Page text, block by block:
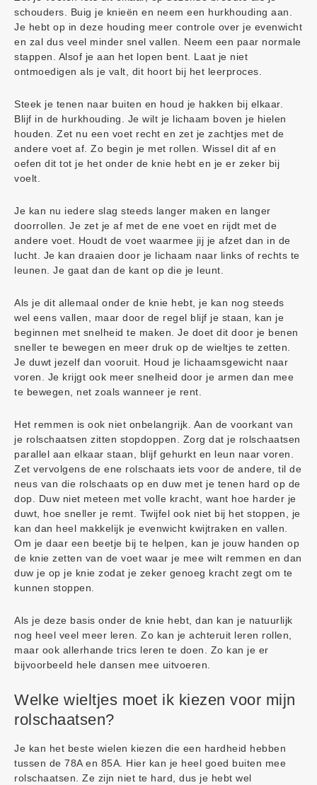
schouders. Buig je knieën en neem een hurkhouding aan.
Je hebt op in deze houding meer controle over je evenwicht
en zal dus veel minder snel vallen. Neem een paar normale
stappen. Alsof je aan het lopen bent. Laat je niet
ontmoedigen als je valt, dit hoort bij het leerproces.
Steek je tenen naar buiten en houd je hakken bij elkaar.
Blijf in de hurkhouding. Je wilt je lichaam boven je hielen
houden. Zet nu een voet recht en zet je zachtjes met de
andere voet af. Zo begin je met rollen. Wissel dit af en
oefen dit tot je het onder de knie hebt en je er zeker bij
voelt.
Je kan nu iedere slag steeds langer maken en langer
doorrollen. Je zet je af met de ene voet en rijdt met de
andere voet. Houdt de voet waarmee jij je afzet dan in de
lucht. Je kan draaien door je lichaam naar links of rechts te
leunen. Je gaat dan de kant op die je leunt.
Als je dit allemaal onder de knie hebt, je kan nog steeds
wel eens vallen, maar door de regel blijf je staan, kan je
beginnen met snelheid te maken. Je doet dit door je benen
sneller te bewegen en meer druk op de wieltjes te zetten.
Je duwt jezelf dan vooruit. Houd je lichaamsgewicht naar
voren. Je krijgt ook meer snelheid door je armen dan mee
te bewegen, net zoals wanneer je rent.
Het remmen is ook niet onbelangrijk. Aan de voorkant van
je rolschaatsen zitten stopdoppen. Zorg dat je rolschaatsen
parallel aan elkaar staan, blijf gehurkt en leun naar voren.
Zet vervolgens de ene rolschaats iets voor de andere, til de
neus van die rolschaats op en duw met je tenen hard op de
dop. Duw niet meteen met volle kracht, want hoe harder je
duwt, hoe sneller je remt. Twijfel ook niet bij het stoppen, je
kan dan heel makkelijk je evenwicht kwijtraken en vallen.
Om je daar een beetje bij te helpen, kan je jouw handen op
de knie zetten van de voet waar je mee wilt remmen en dan
duw je op je knie zodat je zeker genoeg kracht zegt om te
kunnen stoppen.
Als je deze basis onder de knie hebt, dan kan je natuurlijk
nog heel veel meer leren. Zo kan je achteruit leren rollen,
maar ook allerhande trics leren te doen. Zo kan je er
bijvoorbeeld hele dansen mee uitvoeren.
Welke wieltjes moet ik kiezen voor mijn
rolschaatsen?
Je kan het beste wielen kiezen die een hardheid hebben
tussen de 78A en 85A. Hier kan je heel goed buiten mee
rolschaatsen. Ze zijn niet te hard, dus je hebt wel